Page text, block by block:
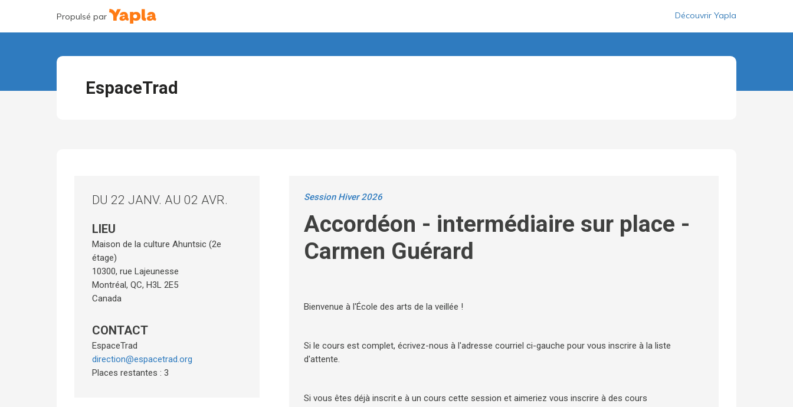
Propulsé par Découvrir Yapla
EspaceTrad
DU 22 JANV. AU 02 AVR.
LIEU
Maison de la culture Ahuntsic (2e
étage)
10300, rue Lajeunesse
Montréal, QC, H3L 2E5
Canada
CONTACT
EspaceTrad
direction@espacetrad.org
Places restantes : 3
Session Hiver 2026
Accordéon - intermédiaire sur place -
Carmen Guérard
Bienvenue à l'École des arts de la veillée !
Si le cours est complet, écrivez-nous à l'adresse courriel ci-gauche pour vous inscrire à la liste
d'attente.
Si vous êtes déjà inscrit.e à un cours cette session et aimeriez vous inscrire à des cours